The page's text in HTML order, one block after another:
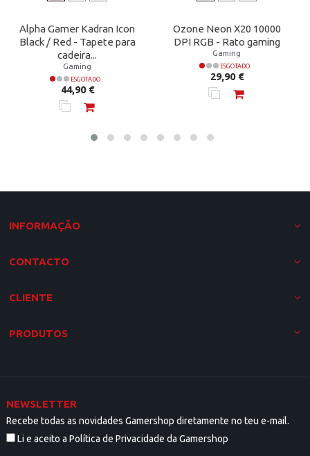
Alpha Gamer Kadran Icon
Black / Red - Tapete para
cadeira...
Gaming
ESGOTADO
Preço
44,90 €
Ozone Neon X20 10000
DPI RGB - Rato gaming
Gaming
ESGOTADO
Preço
29,90 €
INFORMAÇÃO
CONTACTO
CLIENTE
PRODUTOS
NEWSLETTER
Recebe todas as novidades Gamershop diretamente no teu e-mail.
Li e aceito a Política de Privacidade da Gamershop